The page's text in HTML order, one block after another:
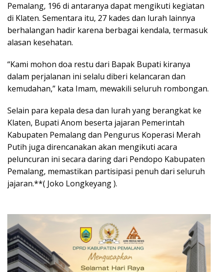
Pemalang, 196 di antaranya dapat mengikuti kegiatan
di Klaten. Sementara itu, 27 kades dan lurah lainnya
berhalangan hadir karena berbagai kendala, termasuk
alasan kesehatan.
“Kami mohon doa restu dari Bapak Bupati kiranya
dalam perjalanan ini selalu diberi kelancaran dan
kemudahan,” kata Imam, mewakili seluruh rombongan.
Selain para kepala desa dan lurah yang berangkat ke
Klaten, Bupati Anom beserta jajaran Pemerintah
Kabupaten Pemalang dan Pengurus Koperasi Merah
Putih juga direncanakan akan mengikuti acara
peluncuran ini secara daring dari Pendopo Kabupaten
Pemalang, memastikan partisipasi penuh dari seluruh
jajaran.**( Joko Longkeyang ).